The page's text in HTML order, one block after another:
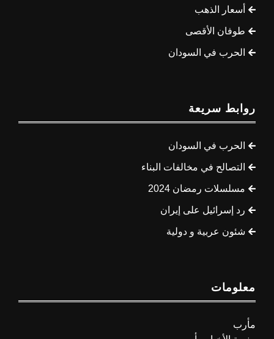
أسعار الذهب
طوفان الأقصى
الحرب في السودان
روابط سريعة
الحرب في السودان
التصالح في مخالفات البناء
مسلسلات رمضان 2024
رد إسرائيل على إيران
شئون عربية و دولية
معلومات
مأرب